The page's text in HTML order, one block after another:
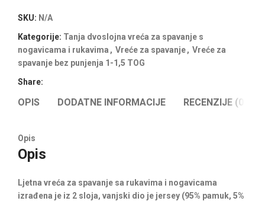
SKU: N/A
Kategorije: Tanja dvoslojna vreća za spavanje s
nogavicama i rukavima , Vreće za spavanje, Vreće za
spavanje bez punjenja 1-1,5 TOG
Share:
OPIS DODATNE INFORMACIJE RECENZIJE (0)
Opis
Opis
Ljetna vreća za spavanje sa rukavima i nogavicama
izrađena je iz 2 sloja, vanjski dio je jersey (95% pamuk, 5%